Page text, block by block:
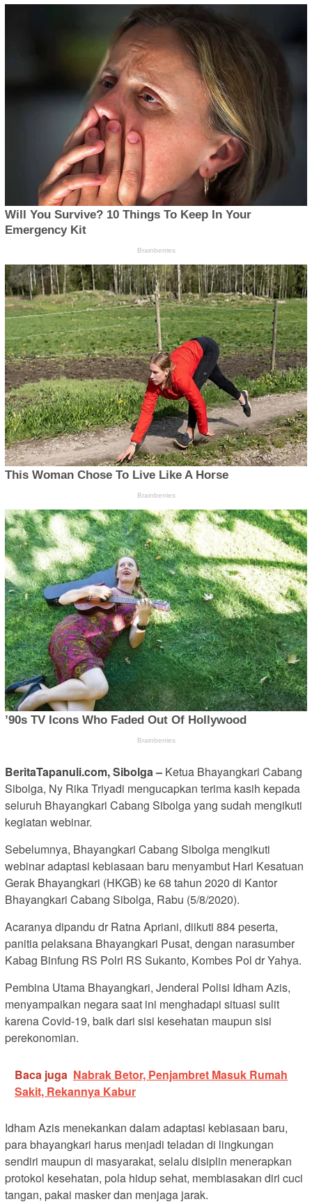
BeritaTapanuli.com, Sibolga – Ketua Bhayangkari Cabang
Sibolga, Ny Rika Triyadi mengucapkan terima kasih kepada
seluruh Bhayangkari Cabang Sibolga yang sudah mengikuti
kegiatan webinar.
Sebelumnya, Bhayangkari Cabang Sibolga mengikuti
webinar adaptasi kebiasaan baru menyambut Hari Kesatuan
Gerak Bhayangkari (HKGB) ke 68 tahun 2020 di Kantor
Bhayangkari Cabang Sibolga, Rabu (5/8/2020).
Acaranya dipandu dr Ratna Apriani, diikuti 884 peserta,
panitia pelaksana Bhayangkari Pusat, dengan narasumber
Kabag Binfung RS Polri RS Sukanto, Kombes Pol dr Yahya.
Pembina Utama Bhayangkari, Jenderal Polisi Idham Azis,
menyampaikan negara saat ini menghadapi situasi sulit
karena Covid-19, baik dari sisi kesehatan maupun sisi
perekonomian.
Baca juga Nabrak Betor, Penjambret Masuk Rumah
Sakit, Rekannya Kabur
Idham Azis menekankan dalam adaptasi kebiasaan baru,
para bhayangkari harus menjadi teladan di lingkungan
sendiri maupun di masyarakat, selalu disiplin menerapkan
protokol kesehatan, pola hidup sehat, membiasakan diri cuci
tangan, pakai masker dan menjaga jarak.